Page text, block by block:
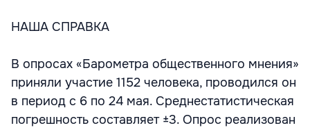
НАША СПРАВКА
В опросах «Барометра общественного мнения»
приняли участие 1152 человека, проводился он
в период с 6 по 24 мая. Среднестатистическая
погрешность составляет ±3. Опрос реализован